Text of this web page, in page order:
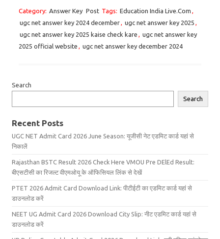
Category: Answer Key Post Tags: Education India Live.Com ,
ugc net answer key 2024 december, ugc net answer key 2025 ,
ugc net answer key 2025 kaise check kare , ugc net answer key
2025 official website , ugc net answer key december 2024
Search
Search
Recent Posts
UGC NET Admit Card 2026 June Season: यूजीसी नेट एडमिट कार्ड यहां से
निकालें
Rajasthan BSTC Result 2026 Check Here VMOU Pre DElEd Result:
बीएसटीसी का रिजल्ट वीएमओयू के ऑफिसियल लिंक से देखें
PTET 2026 Admit Card Download Link: पीटीईटी का एडमिट कार्ड यहां से
डाउनलोड करें
NEET UG Admit Card 2026 Download City Slip: नीट एडमिट कार्ड यहां से
डाउनलोड करें